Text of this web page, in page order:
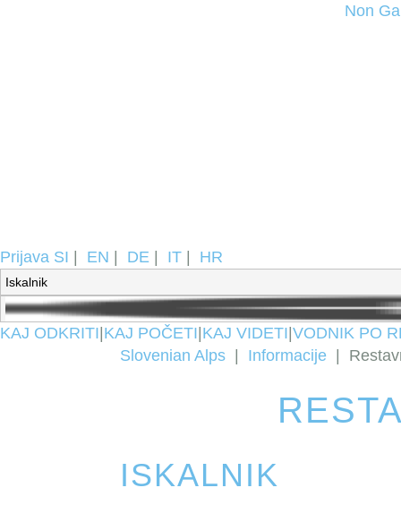
Non
Prijava SI EN DE IT HR
KAJ ODKRITI KAJ POČETI KAJ VIDETI VODNIK PO
Slovenian Alps Informacije
ISKALNIK